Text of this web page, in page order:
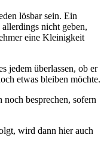
lösbar sein. Ein
nicht geben,
eine Kleinigkeit
jedem überlassen, ob er
etwas bleiben möchte.
besprechen, sofern
wird dann hier auch